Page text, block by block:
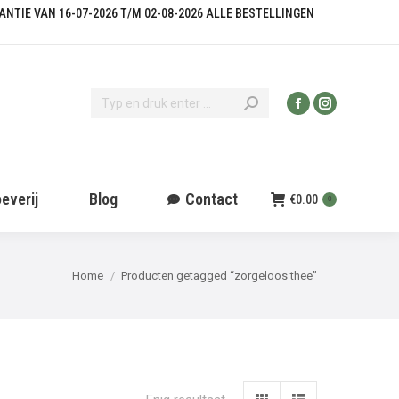
VAN 16-07-2026 T/M 02-08-2026 ALLE BESTELLINGEN
Blog Contact €0.00 0
Je bent hier:
Home Producten getagged “zorgeloos thee”